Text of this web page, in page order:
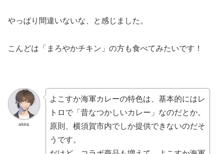
やっぱり間違いないな、と感じました。
こんどは「まろやかチキン」の方も食べてみたいです！
akira
よこすか海軍カレーの特色は、基本的にはレ
トロで「昔なつかしいカレー」なのだとか。
原則、横須賀市内でしか提供できないのだそ
うです。